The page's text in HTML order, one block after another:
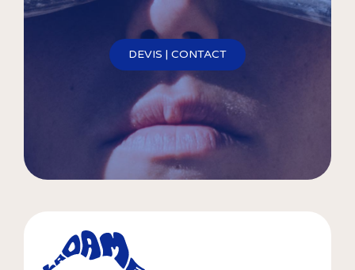
DEVIS | CONTACT